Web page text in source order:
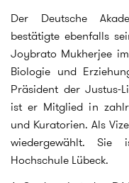
Der Deutsche
bestätigte ebenfalls
Joybrato Mukherjee
Biologie und
Präsident der Justus-
ist er Mitglied in
und Kuratorien. Als
wiedergewählt. Sie
Hochschule Lübeck.